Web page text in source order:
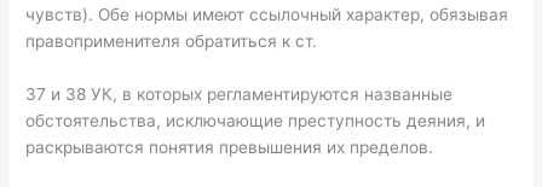
чувств). Обе нормы имеют ссылочный характер, обязывая
правоприменителя обратиться к ст.
37 и 38 УК, в которых регламентируются названные
обстоятельства, исключающие преступность деяния, и
раскрываются понятия превышения их пределов.